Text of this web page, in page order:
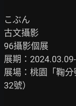
こぶん
古文攝影
96攝影個展
展期：
展場：桃園「鞠
32號）